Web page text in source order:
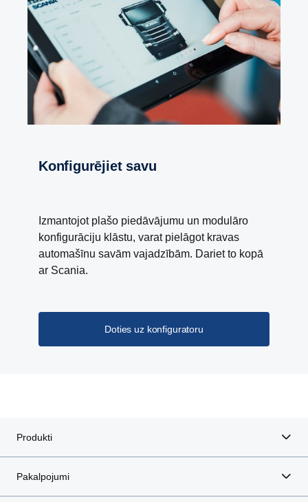
Konfigurējiet savu
Izmantojot plašo piedāvājumu un modulāro
konfigurāciju klāstu, varat pielāgot kravas
automašīnu savām vajadzībām. Dariet to kopā
ar Scania.
Doties uz konfiguratoru
Produkti
Pakalpojumi